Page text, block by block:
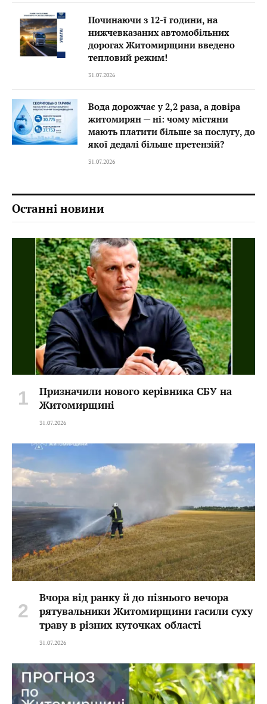
Починаючи з 12-ї години, на
нижчевказаних автомобільних
дорогах Житомирщини введено
тепловий режим!
31.07.2026
Вода дорожчає у 2,2 раза, а довіра
житомирян — ні: чому містяни
мають платити більше за послугу, до
якої дедалі більше претензій?
31.07.2026
Останні новини
Призначили нового керівника СБУ на
Житомирщині
31.07.2026
Вчора від ранку й до пізнього вечора
рятувальники Житомирщини гасили суху
траву в різних куточках області
31.07.2026